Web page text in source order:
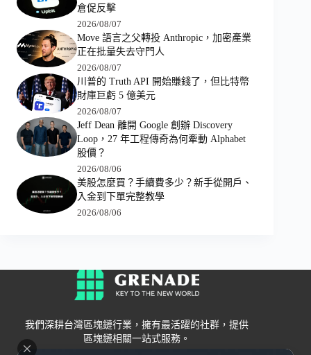
倉促反擊
2026/08/07
Move 語言之父轉投 Anthropic，加密產業
正在批量失去守門人
2026/08/07
川普的 Truth API 開始賺錢了，但比特幣
財庫巨虧 5 億美元
2026/08/07
Jeff Dean 離開 Google 創辦 Discovery
Loop，27 年工程傳奇為何牽動 Alphabet
股價？
2026/08/06
美股怎麼買？手續費多少？新手從開戶、
入金到下單完整教學
2026/08/06
我們深耕台灣區塊鏈行業，擁有最活躍的社群，提供
區塊鏈相關一站式服務。